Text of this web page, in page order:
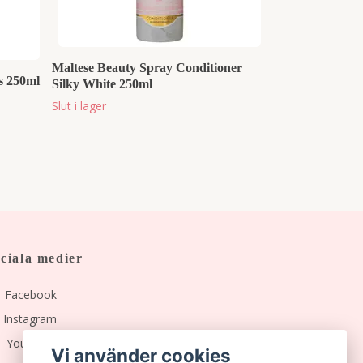
250ml
Maltese Beauty Spray Conditioner
Silky White 250ml
Slut i lager
medier
Facebook
Instagram
YouTube
Vi använder cookies